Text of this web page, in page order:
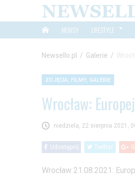
NEWSY LIFESTYLE
Newsello.pl / Galerie /
ZDJĘCIA, FILMY, GALERIE
Wrocław:
niedziela, 22 sierpnia 2021,
Udostępnij Twitter
Wrocław 21.08.2021: